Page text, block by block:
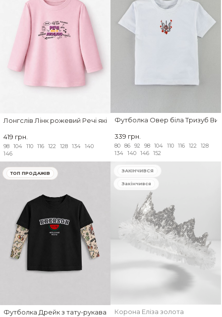
Лонгслів Лінк рожевий Речі які я люблю
419 грн.
98 104 110 116 122 128 134
140
146
Футболка Овер біла Тризуб
339 грн.
80 86 92 98 104 110 116 122
128
134
140 146 152
ТОП ПРОДАЖІВ
Футболка Дрейк з тату-рукавами Ukraine Kherson
ЗАКІНЧИВСЯ
Закінчився
Корона Еліза золота